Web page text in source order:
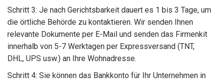
Schritt 3: Je nach Gerichtsbarkeit dauert es 1 bis 3 Tage, um
die örtliche Behörde zu kontaktieren. Wir senden Ihnen
relevante Dokumente per E-Mail und senden das Firmenkit
innerhalb von 5-7 Werktagen per Expressversand (TNT,
DHL, UPS usw.) an Ihre Wohnadresse.
Schritt 4: Sie können das Bankkonto für Ihr Unternehmen in